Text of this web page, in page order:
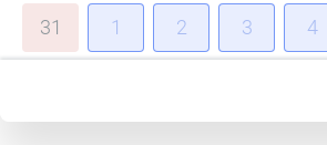
31 1 2 3 4